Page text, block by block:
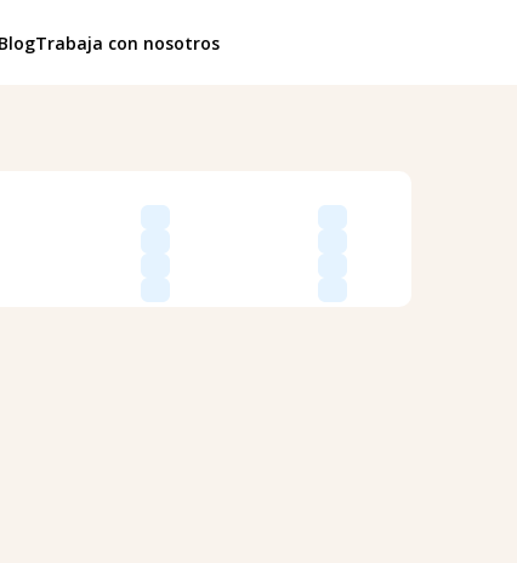
BlogTrabaja con nosotros